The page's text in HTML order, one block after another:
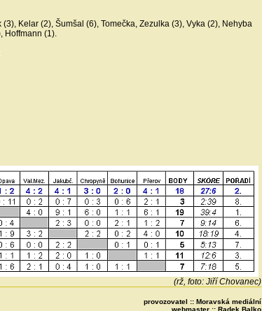
Kelar (2), Šumšal (6), Tomečka, Zezulka (3), Vyka (2), Nehyba
Hoffmann (1).
(rž, foto: Jiří Chovanec)
provozovatel :: Moravská mediální
webmaster :: Radek Balko